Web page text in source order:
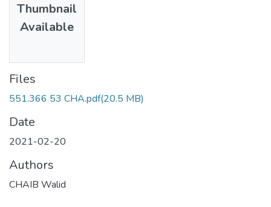
Thumbnail
Available
Files
551.366 53 CHA.pdf(20.5 MB)
Date
2021-02-20
Authors
CHAIB Walid